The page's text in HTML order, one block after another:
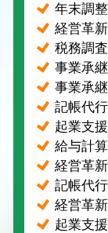
年末調
経営革
税務調
事業承
事業承
記帳代
起業支
給与計
経営革
記帳代
経営革
起業支